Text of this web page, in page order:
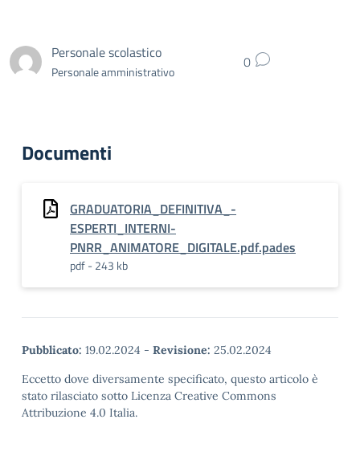
Personale scolastico
Personale amministrativo 0
Documenti
GRADUATORIA_DEFINITIVA_-
ESPERTI_INTERNI-
PNRR_ANIMATORE_DIGITALE.pdf.pades
pdf - 243 kb
Pubblicato: 19.02.2024 - Revisione: 25.02.2024
Eccetto dove diversamente specificato, questo articolo è
stato rilasciato sotto Licenza Creative Commons
Attribuzione 4.0 Italia.